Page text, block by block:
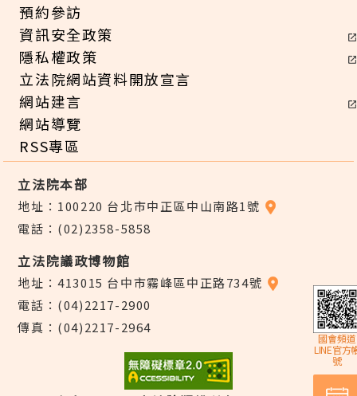
預約參訪
資訊安全政策
隱私權政策
立法院網站資料開放宣言
網站建言
網站導覽
RSS專區
立法院本部
地址：100220 台北市中正區中山南路1號
電話：(02)2358-5858
立法院議政博物館
地址：413015 台中市霧峰區中正路734號
電話：(04)2217-2900
傳真：(04)2217-2964
國會頻道
LINE官方
號